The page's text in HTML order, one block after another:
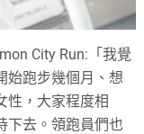
City Run:「我覺
始跑步幾個月、想
性，大家程度相
下去。領跑員們也